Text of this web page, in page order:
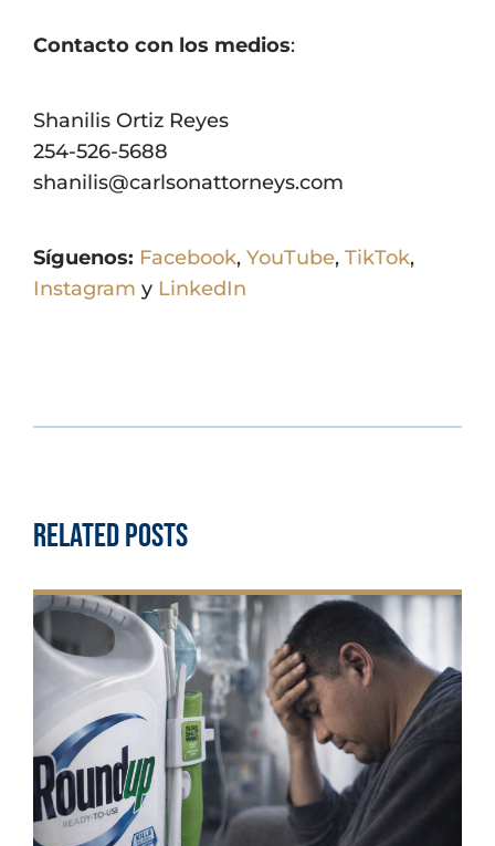
Contacto con los medios:
Shanilis Ortiz Reyes
254-526-5688
shanilis@carlsonattorneys.com
Síguenos: Facebook, YouTube, TikTok,
Instagram y LinkedIn
Related Posts